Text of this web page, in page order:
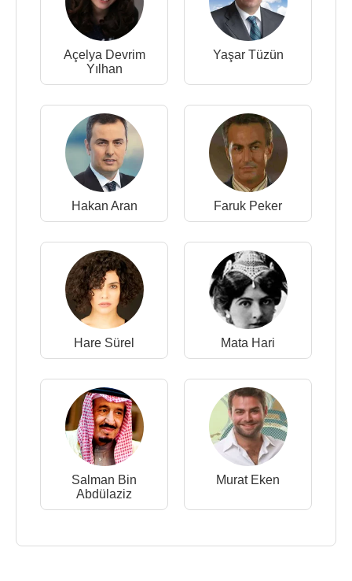
Açelya Devrim
Yılhan
Yaşar Tüzün
Hakan Aran Faruk Peker
Hare Sürel Mata Hari
Salman Bin
Abdülaziz
Murat Eken